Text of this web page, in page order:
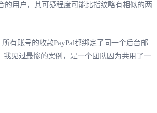
的用户，其可疑程度可能比指纹略有相似的两
有账号的收款PayPal都绑定了同一个后台邮
见过最惨的案例，是一个团队因为共用了一